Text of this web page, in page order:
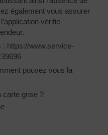
également vous assurer
vérifie
: https://www.service-
pouvez vous la
carte grise ?